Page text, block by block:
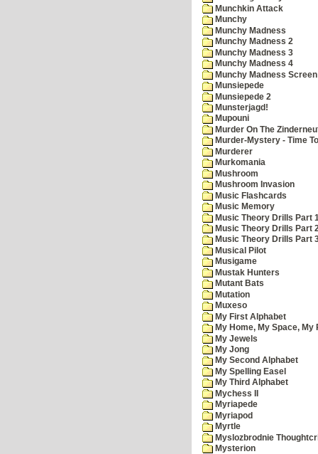
Munchkin Attack
Munchy
Munchy Madness
Munchy Madness 2
Munchy Madness 3
Munchy Madness 4
Munchy Madness
Munsiepede
Munsiepede 2
Munsterjagd!
Mupouni
Murder On The
Murder-Mystery - Time
Murderer
Murkomania
Mushroom
Mushroom Invasion
Music Flashcards
Music Memory
Music Theory Drills Part
Music Theory Drills Part
Music Theory Drills Part
Musical Pilot
Musigame
Mustak Hunters
Mutant Bats
Mutation
Muxeso
My First Alphabet
My Home, My Space, My
My Jewels
My Jong
My Second Alphabet
My Spelling Easel
My Third Alphabet
Mychess II
Myriapede
Myriapod
Myrtle
Myslozbrodnie
Mysterion